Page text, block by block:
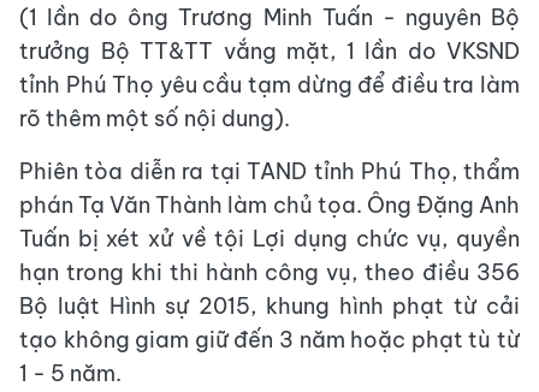
(1 lần do ông Trương Minh Tuấn - nguyên Bộ
trưởng Bộ TT&TT vắng mặt, 1 lần do VKSND
tỉnh Phú Thọ yêu cầu tạm dừng để điều tra làm
rõ thêm một số nội dung).
Phiên tòa diễn ra tại TAND tỉnh Phú Thọ, thẩm
phán Tạ Văn Thành làm chủ tọa. Ông Đặng Anh
Tuấn bị xét xử về tội Lợi dụng chức vụ, quyền
hạn trong khi thi hành công vụ, theo điều 356
Bộ luật Hình sự 2015, khung hình phạt từ cải
tạo không giam giữ đến 3 năm hoặc phạt tù từ
1 - 5 năm.